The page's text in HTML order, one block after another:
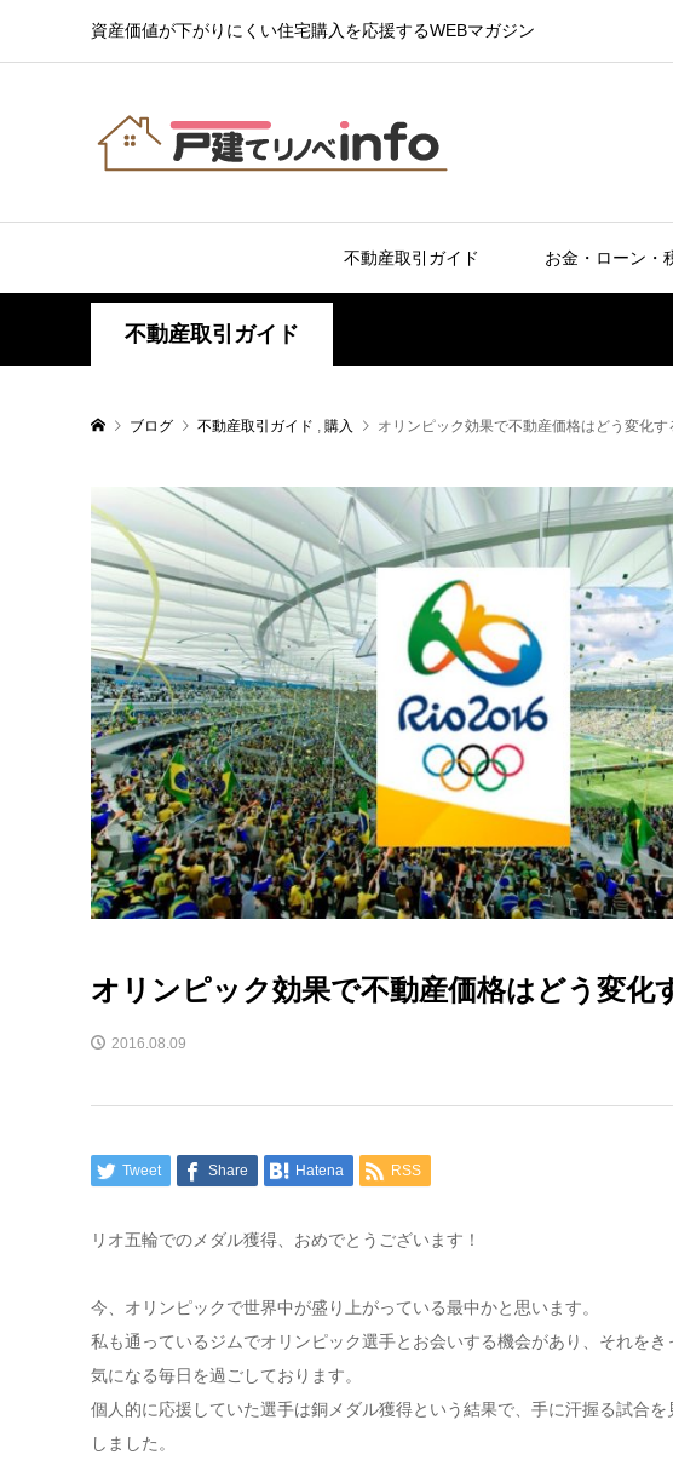
資産価値が下がりにくい住宅購入を応援するWEBマガジン
不動産取引ガイド お金・ローン・
不動産取引ガイド
ブログ 不動産取引ガイド , 購入 オリンピック効果で不動産価格はどう変化す
オリンピック効果で不動産価格はどう変化
2016.08.09
Tweet Share Hatena RSS
リオ五輪でのメダル獲得、おめでとうございます！
今、オリンピックで世界中が盛り上がっている最中かと思います。
私も通っているジムでオリンピック選手とお会いする機会があり、それを
気になる毎日を過ごしております。
個人的に応援していた選手は銅メダル獲得という結果で、手に汗握る試合
しました。